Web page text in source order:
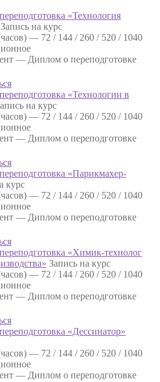
«Технология
Запись на курс
— 72 / 144 / 260 / 520 / 1040
— Диплом о переподготовке
«Технологии в
на курс
— 72 / 144 / 260 / 520 / 1040
— Диплом о переподготовке
«Парикмахер-
курс
— 72 / 144 / 260 / 520 / 1040
— Диплом о переподготовке
«Химик-технолог
Запись на курс
— 72 / 144 / 260 / 520 / 1040
— Диплом о переподготовке
«Дессинатор»
— 72 / 144 / 260 / 520 / 1040
— Диплом о переподготовке